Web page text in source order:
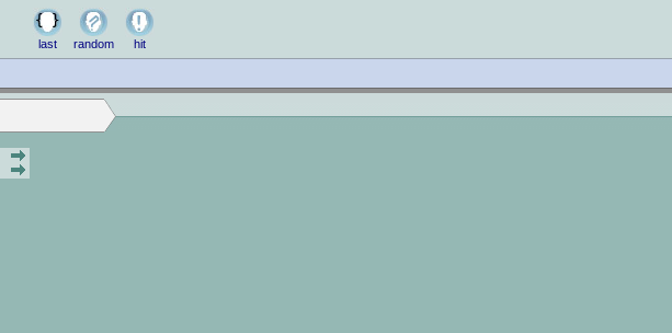
last random hit